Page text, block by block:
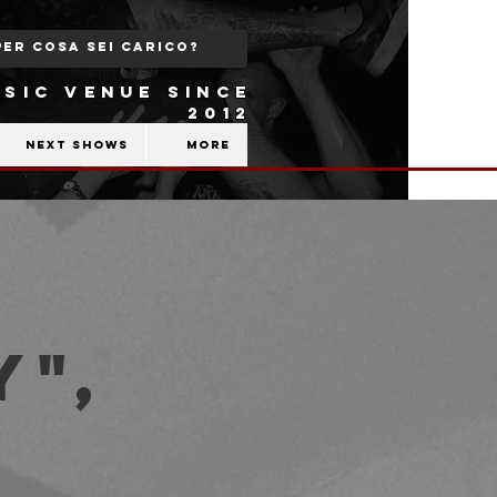
VENUE SINCE
2012
Next shows More